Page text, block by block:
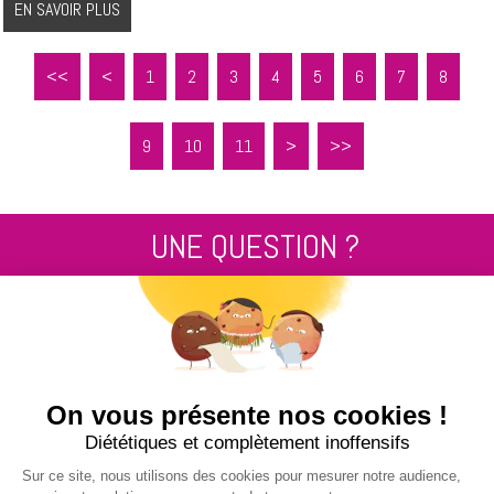
EN SAVOIR PLUS
<< < 1 2 3 4 5 6 7 8
9 10 11 > >>
UNE QUESTION ?
Contactez nous au +33 2 99 14 64 81
ENVOYEZ-NOUS UN MESSAGE !
NUCLEUS - S.A.S.
7, rue des Orchidées Le Bourg Nouveau